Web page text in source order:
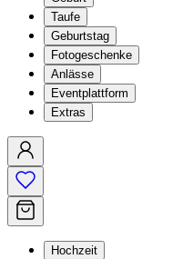
Taufe
Geburtstag
Fotogeschenke
Anlässe
Eventplattform
Extras
Hochzeit